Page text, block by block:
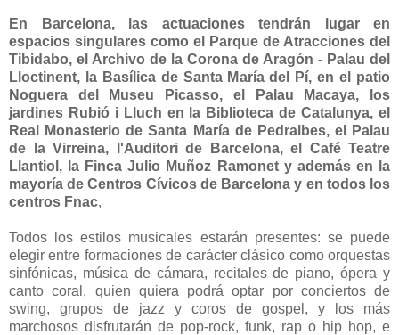
En Barcelona, las actuaciones tendrán lugar en
espacios singulares como el Parque de Atracciones del
Tibidabo, el Archivo de la Corona de Aragón - Palau del
Lloctinent, la Basílica de Santa María del Pí, en el patio
Noguera del Museu Picasso, el Palau Macaya, los
jardines Rubió i Lluch en la Biblioteca de Catalunya, el
Real Monasterio de Santa María de Pedralbes, el Palau
de la Virreina, l'Auditori de Barcelona, el Café Teatre
Llantiol, la Finca Julio Muñoz Ramonet y además en la
mayoría de Centros Cívicos de Barcelona y en todos los
centros Fnac,
Todos los estilos musicales estarán presentes: se puede
elegir entre formaciones de carácter clásico como orquestas
sinfónicas, música de cámara, recitales de piano, ópera y
canto coral, quien quiera podrá optar por conciertos de
swing, grupos de jazz y coros de gospel, y los más
marchosos disfrutarán de pop-rock, funk, rap o hip hop, e